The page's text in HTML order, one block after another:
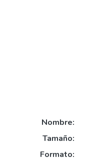
Nombre:
Tamaño:
Formato: